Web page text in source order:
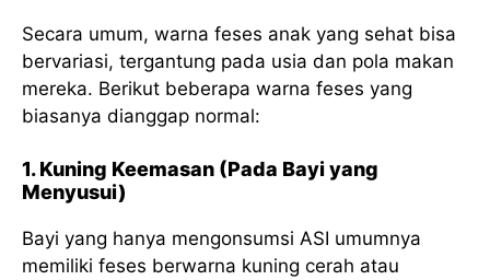
Secara umum, warna feses anak yang sehat bisa
bervariasi, tergantung pada usia dan pola makan
mereka. Berikut beberapa warna feses yang
biasanya dianggap normal:
1. Kuning Keemasan (Pada Bayi yang
Menyusui)
Bayi yang hanya mengonsumsi ASI umumnya
memiliki feses berwarna kuning cerah atau